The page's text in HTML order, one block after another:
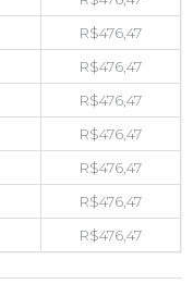
R$476,47
R$476,47
R$476,47
R$476,47
R$476,47
R$476,47
R$476,47